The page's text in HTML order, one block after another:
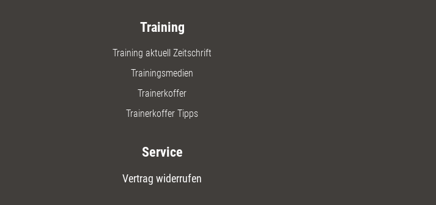
Training
Training aktuell Zeitschrift
Trainingsmedien
Trainerkoffer
Trainerkoffer Tipps
Service
Vertrag widerrufen